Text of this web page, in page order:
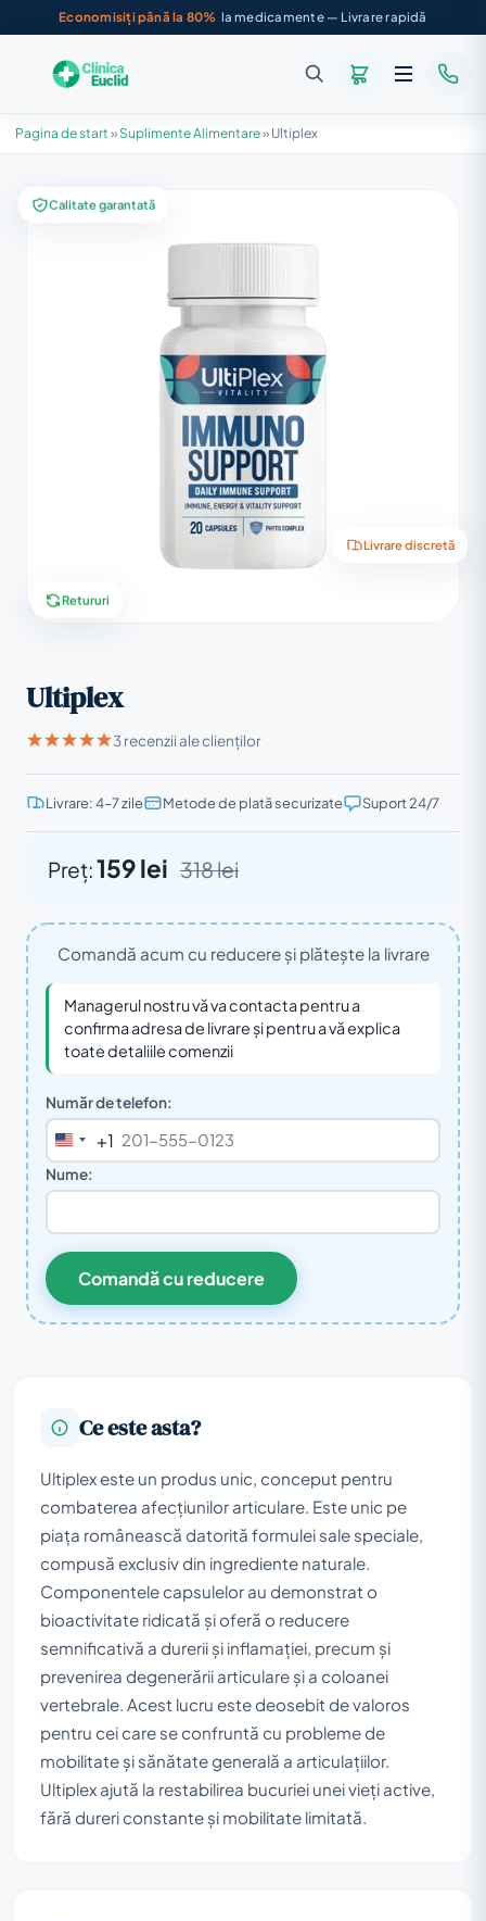
Economisiți până la 80% la medicamente — Livrare rapidă
Pagina de start » Suplimente Alimentare» Ultiplex
Calitate garantată
Livrare discretă
Retururi
Ultiplex
3 recenzii ale clienților
Livrare: 4–7 zile Metode de plată securizate Suport 24/7
Preț:159 lei 318 lei
Comandă acum cu reducere și plătește la livrare
Managerul nostru vă va contacta pentru a
confirma adresa de livrare și pentru a vă explica
toate detaliile comenzii
Număr de telefon:
United
States
+1
Nume:
Comandă cu reducere
Ce este asta?
Ultiplex este un produs unic, conceput pentru
combaterea afecțiunilor articulare. Este unic pe
piața românească datorită formulei sale speciale,
compusă exclusiv din ingrediente naturale.
Componentele capsulelor au demonstrat o
bioactivitate ridicată și oferă o reducere
semnificativă a durerii și inflamației, precum și
prevenirea degenerării articulare și a coloanei
vertebrale. Acest lucru este deosebit de valoros
pentru cei care se confruntă cu probleme de
mobilitate și sănătate generală a articulațiilor.
Ultiplex ajută la restabilirea bucuriei unei vieți active,
fără dureri constante și mobilitate limitată.